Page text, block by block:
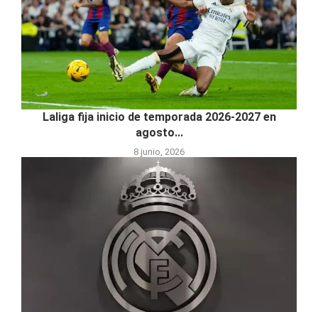
Laliga fija inicio de temporada 2026-2027 en
agosto...
8 junio, 2026